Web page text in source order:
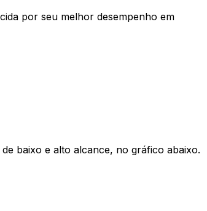
por seu melhor desempenho em
baixo e alto alcance, no gráfico abaixo.